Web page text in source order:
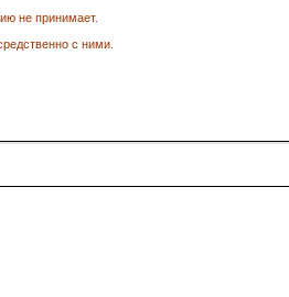
не принимает.
с ними.